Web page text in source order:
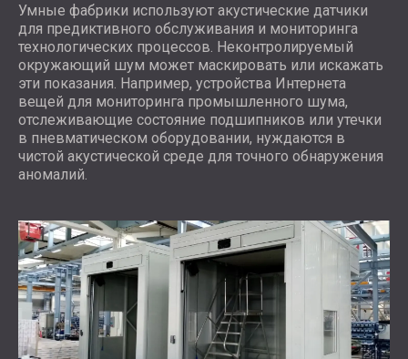
Умные фабрики используют акустические датчики
для предиктивного обслуживания и мониторинга
технологических процессов. Неконтролируемый
окружающий шум может маскировать или искажать
эти показания. Например, устройства Интернета
вещей для мониторинга промышленного шума,
отслеживающие состояние подшипников или утечки
в пневматическом оборудовании, нуждаются в
чистой акустической среде для точного обнаружения
аномалий.